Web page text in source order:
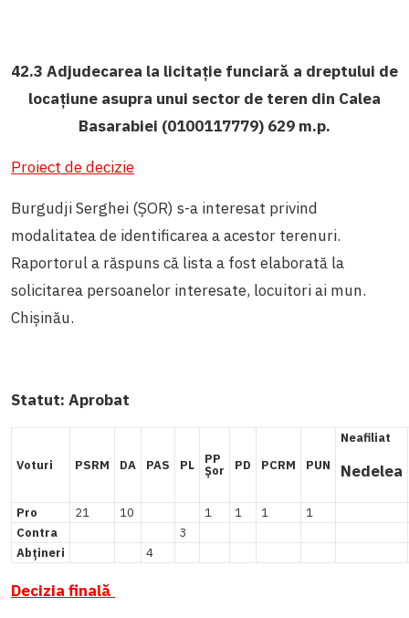
42.3 Adjudecarea la licitaţie funciară a dreptului de
locațiune asupra unui sector de teren din Calea
Basarabiei (0100117779) 629 m.p.
Proiect de decizie
Burgudji Serghei (ȘOR) s-a interesat privind
modalitatea de identificarea a acestor terenuri.
Raportorul a răspuns că lista a fost elaborată la
solicitarea persoanelor interesate, locuitori ai mun.
Chișinău.
Statut: Aprobat
Voturi PSRM DA PAS PL PP
Șor PD PCRM PUN
Neafiliat
Nedelea
Pro 21 10 1 1 1
1
Contra
3
Abțineri
4
Decizia finală